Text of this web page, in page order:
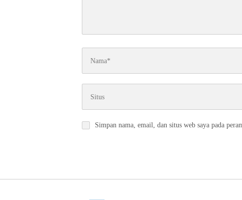
Simpan nama, email, dan situs web saya pada